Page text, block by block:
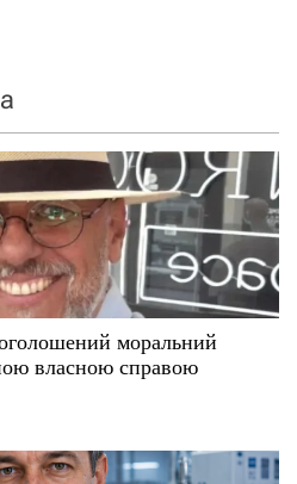
моральний
власною справою